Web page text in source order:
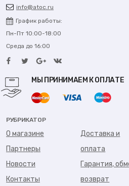
info@atoc.ru
График работы:
Пн-Пт 10:00-18:00
Среда до 16:00
МЫ ПРИНИМАЕМ К ОПЛАТЕ
РУБРИКАТОР
О магазине
Партнеры
Новости
Контакты
Доставка и
оплата
Гарантия,
возврат